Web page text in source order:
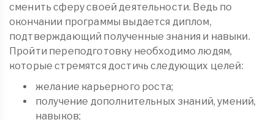
сменить сферу своей деятельности. Ведь по
окончании программы выдается диплом,
подтверждающий полученные знания и навыки.
Пройти переподготовку необходимо людям,
которые стремятся достичь следующих целей:
желание карьерного роста;
получение дополнительных знаний, умений,
навыков;